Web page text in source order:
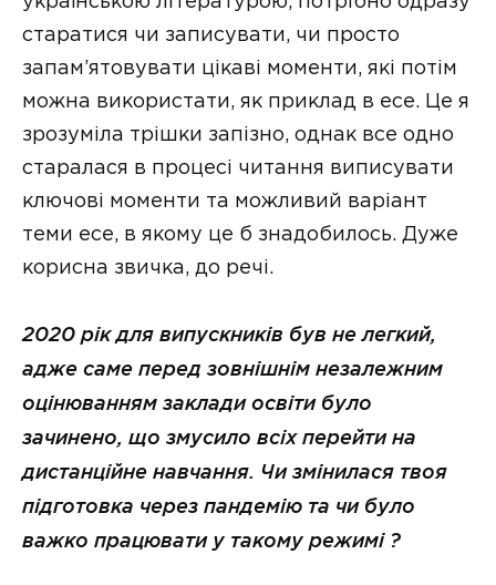
старатися чи записувати, чи просто
запам’ятовувати цікаві моменти, які потім
можна використати, як приклад в есе. Це я
зрозуміла трішки запізно, однак все одно
старалася в процесі читання виписувати
ключові моменти та можливий варіант
теми есе, в якому це б знадобилось. Дуже
корисна звичка, до речі.
2020 рік для випускників був не легкий,
адже саме перед зовнішнім незалежним
оцінюванням заклади освіти було
зачинено, що змусило всіх перейти на
дистанційне навчання. Чи змінилася твоя
підготовка через пандемію та чи було
важко працювати у такому режимі ?